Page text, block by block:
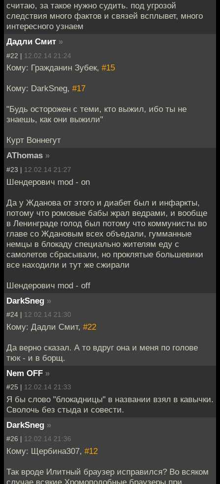
считаю, за такое нужно судить. под угрозой
следствия много фактов и связей всплывет, много
интересного узнаем
Дадли Смит »
#22 | 12.02.14 21:24
Кому: Гражданин Зубек, #15
Кому: DarkSneg, #17
"Будь осторожен с теми, кто выжил, ибо ты не
знаешь, как они выжили"
Курт Воннегут
AThomas »
#23 | 12.02.14 21:27
Шендерович mod - on
Да у Жданова от этого и диабет был и инфаркты,
потому что ромовые бабы жрал ведрами, и вообще
в Ленинграде голод был потому что коммунисты во
главе со Ждановым всех объедали, гумманные
немцы в блокаду специально жителям еду с
самолетов сбрасывали, но проклятые большевики
все находили и тут же сжирали
Шендерович mod - off
DarkSneg »
#24 | 12.02.14 21:30
Кому: Дадли Смит, #22
Да верно сказал. А то вдруг она и меня по голове
тюк - и в борщ.
Nem OFF »
#25 | 12.02.14 21:33
Я бы слово "блокадницы" в названии взял в кавычки.
Сволочь без стыда и совести.
DarkSneg »
#26 | 12.02.14 21:36
Кому: Щербина307, #12
Так вроде Илитный браузер исправился? Во всяком
случае всякие Хромоподобные браузеры при